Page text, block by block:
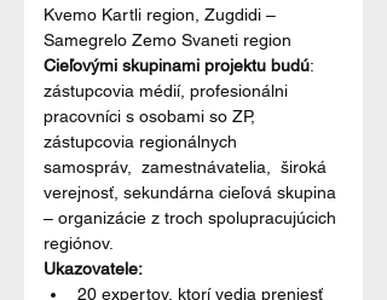
Kvemo Kartli region, Zugdidi –
Samegrelo Zemo Svaneti region
Cieľovými skupinami projektu budú:
zástupcovia médií, profesionálni
pracovníci s osobami so ZP,
zástupcovia regionálnych
samospráv,  zamestnávatelia,  široká
verejnosť, sekundárna cieľová skupina
– organizácie z troch spolupracujúcich
regiónov.
Ukazovatele:
20 expertov, ktorí vedia preniesť